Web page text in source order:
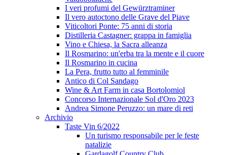
I veri profumi del Gewürztraminer
Il vero autoctono delle Grave del Piave
Viticoltori Ponte: 75 anni di storia
Distilleria Castagner: grappa in famiglia
Vino e Chiesa, la Sacra alleanza
Il Rosmarino: un'erba tra la mente e il cuore
Il Rosmarino in cucina
La Pera, frutto tutto al femminile
Antico di Col Sandago
Wine & Art Farm in casa Bortolomiol
Concorso Internazionale Sol d'Oro 2023
Andrea Simone Peruzzo: un mare di reti
Archivio
Taste Vin 6/2022
Un turismo responsabile per le feste
natalizie